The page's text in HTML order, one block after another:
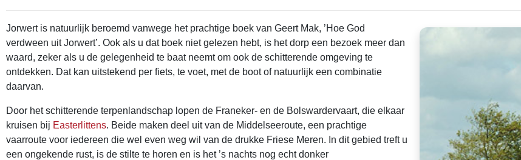
Jorwert is natuurlijk beroemd vanwege het prachtige boek van Geert Mak, ’Hoe God
verdween uit Jorwert’. Ook als u dat boek niet gelezen hebt, is het dorp een bezoek meer dan
waard, zeker als u de gelegenheid te baat neemt om ook de schitterende omgeving te
ontdekken. Dat kan uitstekend per fiets, te voet, met de boot of natuurlijk een combinatie
daarvan.
Door het schitterende terpenlandschap lopen de Franeker- en de Bolswardervaart, die elkaar
kruisen bij Easterlittens. Beide maken deel uit van de Middelseeroute, een prachtige
vaarroute voor iedereen die wel even weg wil van de drukke Friese Meren. In dit gebied treft u
een ongekende rust, is de stilte te horen en is het ’s nachts nog echt donker